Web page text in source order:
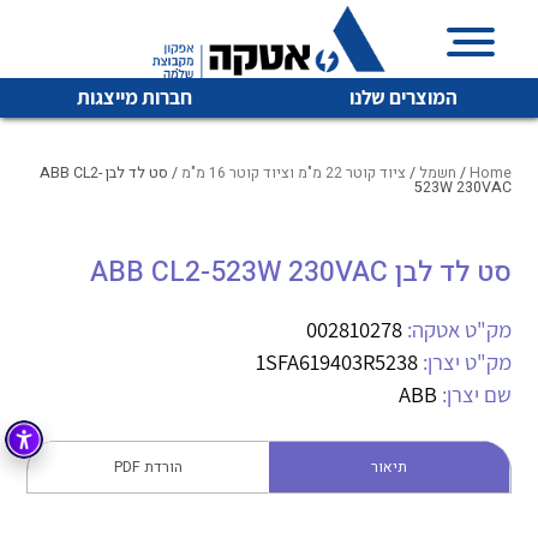
המוצרים שלנו חברות מייצגות
איכות | שרות | זמינות
והפצה של מוצרי
מיתוג, בקרה , ואינסטלציה חשמלית ופעילה ב7 תחומים:
חשמל מיתוג ואינסטלציה חשמלית
בקרה
זיווד
לכל מוצרי היצרן לכל מוצרי היצרן
לכל מוצרי היצרן לכל מוצרי היצרן
Home
/ חשמל / ציוד קוטר 22 מ"מ וציוד קוטר 16 מ"מ / סט לד לבן ABB CL2-
523W 230VAC
סט לד לבן ABB CL2-523W 230VAC
מק"ט אטקה: 002810278
מק"ט יצרן: 1SFA619403R5238
שם יצרן: ABB
תיאור הורדת PDF